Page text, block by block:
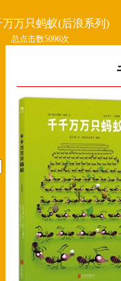
万万只蚂蚁(后浪系列)
总点击数5096次